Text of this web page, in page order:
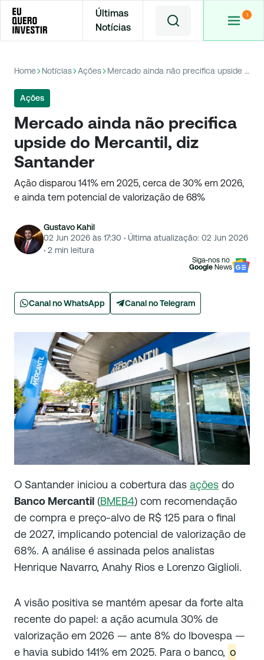
Últimas
Notícias
Home Notícias Ações Mercado ainda não precifica upside do Mercantil, diz Santander
Ações
Mercado ainda não precifica
upside do Mercantil, diz
Santander
Ação disparou 141% em 2025, cerca de 30% em 2026,
e ainda tem potencial de valorização de 68%
Gustavo Kahil
02 Jun 2026 às 17:30 · Última atualização: 02 Jun 2026
· 2 min leitura
Siga-nos no
Google News
Canal no WhatsApp Canal no Telegram
O Santander iniciou a cobertura das ações do
Banco Mercantil (BMEB4) com recomendação
de compra e preço-alvo de R$ 125 para o final
de 2027, implicando potencial de valorização de
68%. A análise é assinada pelos analistas
Henrique Navarro, Anahy Rios e Lorenzo Giglioli.
A visão positiva se mantém apesar da forte alta
recente do papel: a ação acumula 30% de
valorização em 2026 — ante 8% do Ibovespa —
e havia subido 141% em 2025. Para o banco, o